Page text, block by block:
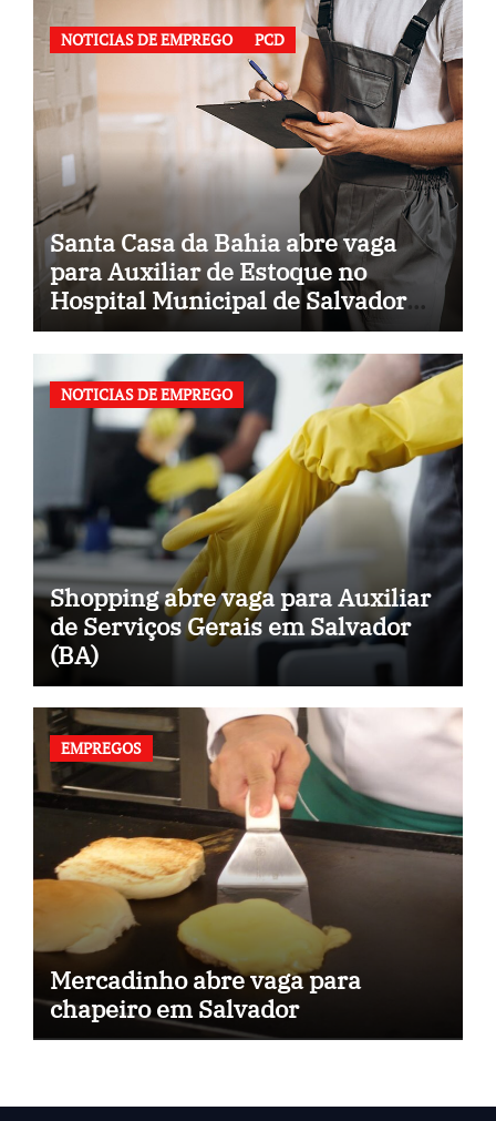
NOTICIAS DE EMPREGO PCD
Santa Casa da Bahia abre vaga
para Auxiliar de Estoque no
Hospital Municipal de Salvador
(BA)
NOTICIAS DE EMPREGO
Shopping abre vaga para Auxiliar
de Serviços Gerais em Salvador
(BA)
EMPREGOS
Mercadinho abre vaga para
chapeiro em Salvador